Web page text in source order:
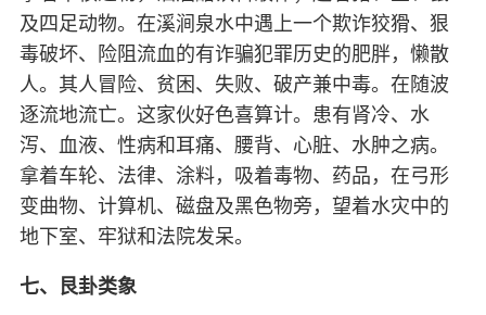
及四足动物。在溪涧泉水中遇上一个欺诈狡猾、狠
毒破坏、险阻流血的有诈骗犯罪历史的肥胖，懒散
人。其人冒险、贫困、失败、破产兼中毒。在随波
逐流地流亡。这家伙好色喜算计。患有肾冷、水
泻、血液、性病和耳痛、腰背、心脏、水肿之病。
拿着车轮、法律、涂料，吸着毒物、药品，在弓形
变曲物、计算机、磁盘及黑色物旁，望着水灾中的
地下室、牢狱和法院发呆。
七、艮卦类象